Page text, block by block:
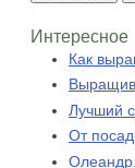
Интересное
Как
Лучший
От